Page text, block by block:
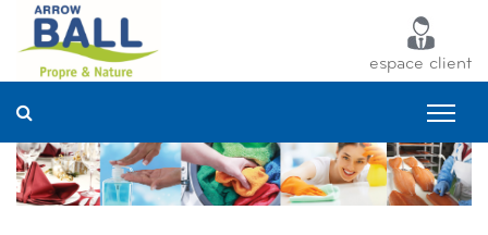
espace client
Panneau de gestion des cookies